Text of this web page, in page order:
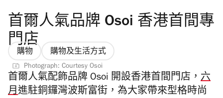
首爾人氣品牌 Osoi 香港首間專
門店
購物 購物及生活方式
Photograph: Courtesy Osoi
首爾人氣配飾品牌 Osoi 開設香港首間門店， 六
月進駐銅鑼灣波斯富街，為大家帶來型格時尚